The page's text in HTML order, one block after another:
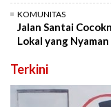
KOMUNITAS
Jalan Santai
Lokal yang
Terkini